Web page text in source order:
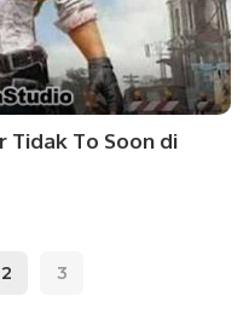
Tidak To Soon di
2 3